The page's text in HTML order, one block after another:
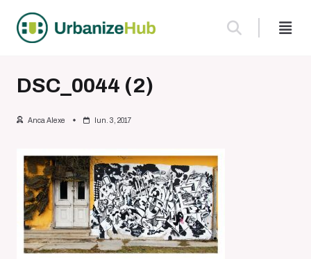
content
DSC_0044 (2)
Anca Alexe Iun. 3, 2017